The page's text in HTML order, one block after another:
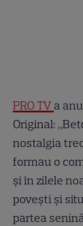
PRO TV a
Original:
nostalgia
formau o
și în zilele
povești și
partea